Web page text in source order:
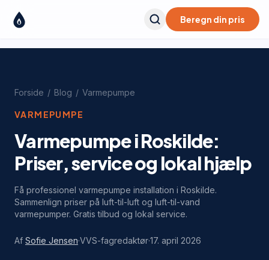
Beregn din pris
Forside / Blog / Varmepumpe
VARMEPUMPE
Varmepumpe i Roskilde:
Priser, service og lokal hjælp
Få professionel varmepumpe installation i Roskilde.
Sammenlign priser på luft-til-luft og luft-til-vand
varmepumper. Gratis tilbud og lokal service.
Af Sofie Jensen·VVS-fagredaktør·17. april 2026